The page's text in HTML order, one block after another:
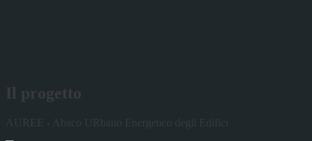
Il progetto
AUREE - Abaco URbano Energetico degli Edifici